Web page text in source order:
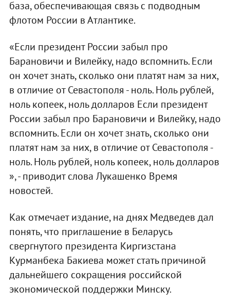
база, обеспечивающая связь с подводным
флотом России в Атлантике.
«Если президент России забыл про
Барановичи и Вилейку, надо вспомнить. Если
он хочет знать, сколько они платят нам за них,
в отличие от Севастополя - ноль. Ноль рублей,
ноль копеек, ноль долларов Если президент
России забыл про Барановичи и Вилейку, надо
вспомнить. Если он хочет знать, сколько они
платят нам за них, в отличие от Севастополя -
ноль. Ноль рублей, ноль копеек, ноль долларов
», - приводит слова Лукашенко Время
новостей.
Как отмечает издание, на днях Медведев дал
понять, что приглашение в Беларусь
свергнутого президента Киргизстана
Курманбека Бакиева может стать причиной
дальнейшего сокращения российской
экономической поддержки Минску.